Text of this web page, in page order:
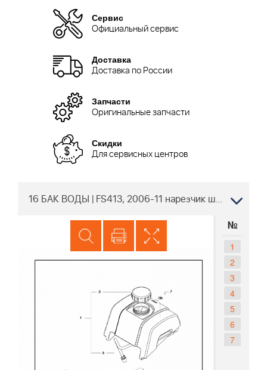
Сервис
Официальный сервис
Доставка
Доставка по России
Запчасти
Оригинальные запчасти
Скидки
Для сервисных центров
16 БАК ВОДЫ | FS413, 2006-11 нарезчик швов Husqvarna | резка бетона |
№
1
2
3
4
5
6
7